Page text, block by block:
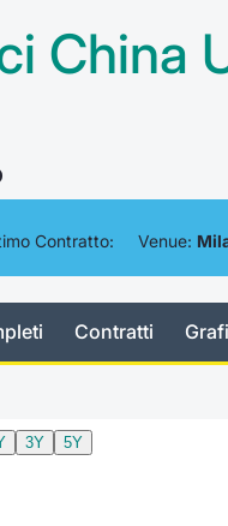
China
Contratto: Venue:
Contratti